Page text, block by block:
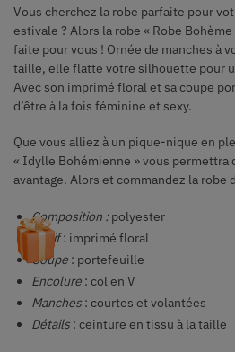
Vous cherchez la robe parfaite pour
estivale ? Alors la robe « Robe
faite pour vous ! Ornée de manches à
taille, elle flatte votre silhouette pour
Avec son imprimé floral et sa coupe
d’être à la fois féminine et sexy.
Que vous alliez à un pique-nique en
« Idylle Bohémienne » vous permettra
avantage. Alors et commandez la robe
Composition :polyester
Motif: imprimé floral
Coupe : portefeuille
Encolure : col en V
Manches : courtes et volantées
Détails : ceinture en tissu à la taille